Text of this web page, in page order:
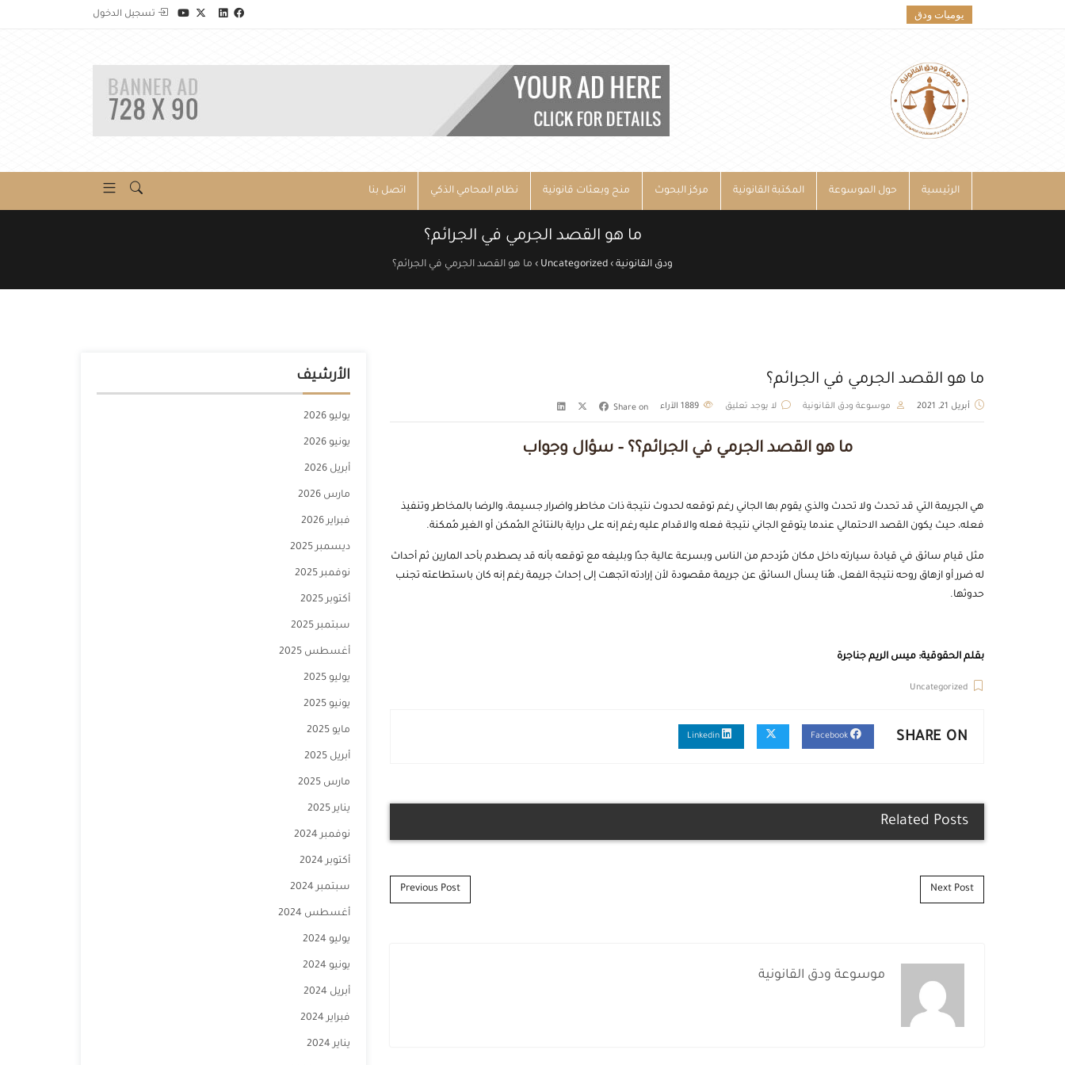
يوميات ودق تسجيل الدخول
الرئيسية حول الموسوعة المكتبة القانونية مركز البحوث منح وبعثات قانونية نظام المحامي الذكي اتصل بنا
ما هو القصد الجرمي في الجرائم؟
ودق القانونية ›
Uncategorized
› ما هو القصد الجرمي في الجرائم؟
ما هو القصد الجرمي في الجرائم؟
أبريل 21, 2021 موسوعة ودق القانونية لا يوجد تعليق الآراء Share on
ما هو القصد الجرمي في الجرائم؟؟ – سؤال وجواب
هي الجريمة التي قد تحدث ولا تحدث والذي يقوم بها الجاني رغم توقعه لحدوث نتيجة ذات مخاطر واضرار جسيمة، والرضا بالمخاطر وتنفيذ
فعله، حيث يكون القصد الاحتمالي عندما يتوقع الجاني نتيجة فعله والاقدام عليه رغم إنه على دراية بالنتائج المُمكن أو الغير مُمكنة.
مثل قيام سائق في قيادة سيارته داخل مكان مُزدحم من الناس وبسرعة عالية جدًا وبليغه مع توقعه بأنه قد يصطدم بأحد المارين ثم أحداث
له ضرر أو ازهاق روحه نتيجة الفعل، هُنا يسأل السائق عن جريمة مقصودة لأن إرادته اتجهت إلى إحداث جريمة رغم إنه كان باستطاعته تجنب
حدوثها.
بقلم الحقوقية: ميس الريم جناجرة
Uncategorized
SHARE ON
Related Posts
Post navigation
Previous Post Next Post
موسوعة ودق القانونية
الأرشيف
يوليو 2026
يونيو 2026
أبريل 2026
مارس 2026
فبراير 2026
ديسمبر 2025
نوفمبر 2025
أكتوبر 2025
سبتمبر 2025
أغسطس 2025
يوليو 2025
يونيو 2025
مايو 2025
أبريل 2025
مارس 2025
يناير 2025
نوفمبر 2024
أكتوبر 2024
سبتمبر 2024
أغسطس 2024
يوليو 2024
يونيو 2024
أبريل 2024
فبراير 2024
يناير 2024